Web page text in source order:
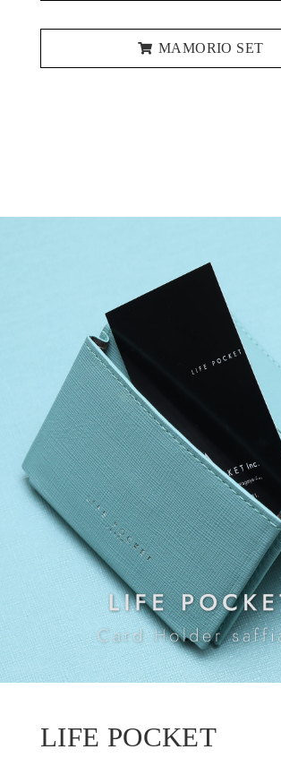
MAMORIO SET
LIFE POCKET